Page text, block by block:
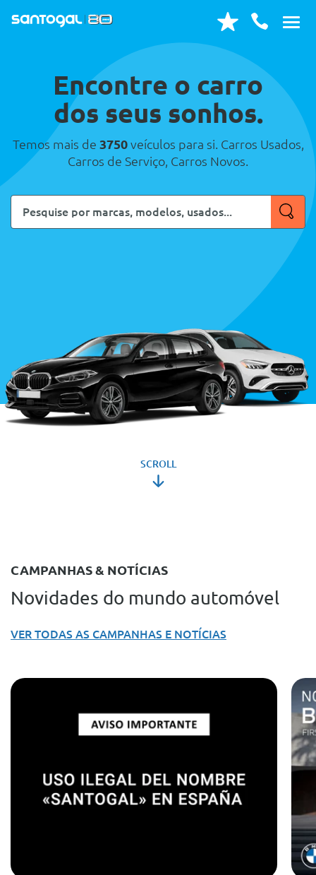
Encontre o carro
dos seus sonhos.
Temos mais de 3750veículos para si. Carros Usados,
Carros de Serviço, Carros Novos.
Pesquise
por
SCROLL
CAMPANHAS & NOTÍCIAS
Novidades do mundo automóvel
VER TODAS AS CAMPANHAS E NOTÍCIAS